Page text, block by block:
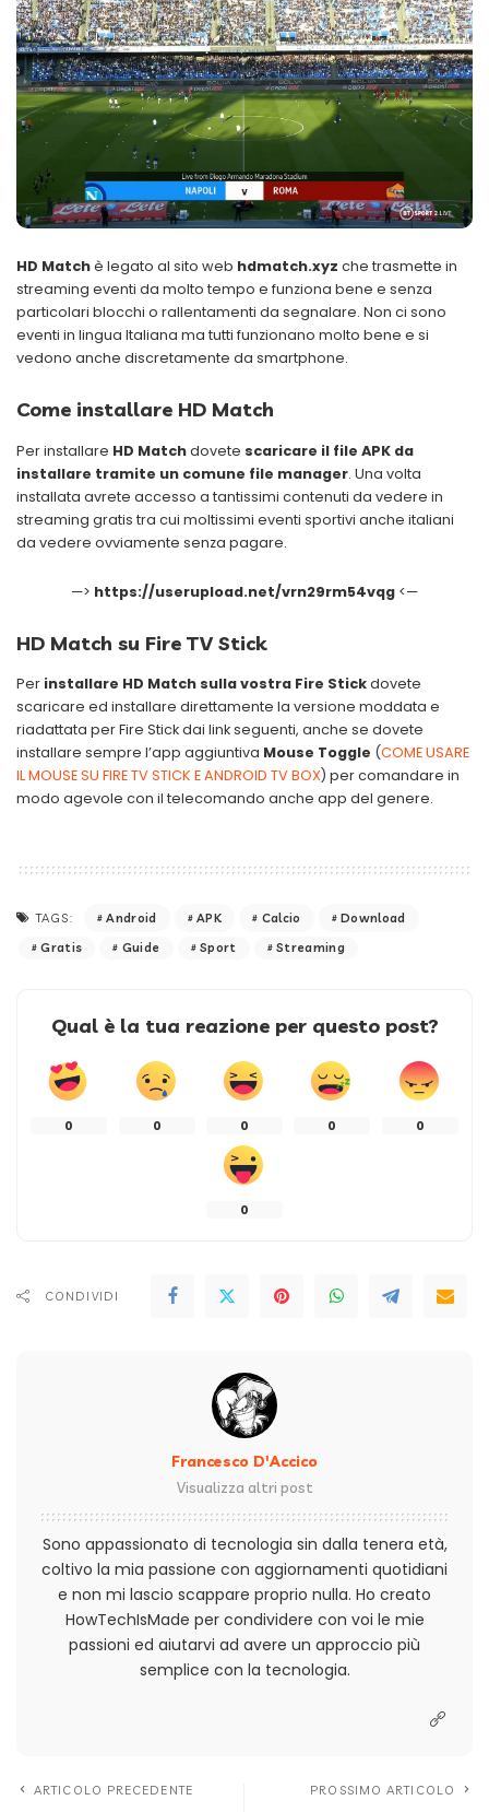
HD Matchè legato al sito web hdmatch.xyz che trasmette in
streaming eventi da molto tempo e funziona bene e senza
particolari blocchi o rallentamenti da segnalare. Non ci sono
eventi in lingua Italiana ma tutti funzionano molto bene e si
vedono anche discretamente da smartphone.
Come installare HD Match
Per installare HD Matchdovete scaricare il file APK da
installare tramite un comune file manager. Una volta
installata avrete accesso a tantissimi contenuti da vedere in
streaming gratis tra cui moltissimi eventi sportivi anche italiani
da vedere ovviamente senza pagare.
—> https://userupload.net/vrn29rm54vqg <—
HD Match su Fire TV Stick
Per installare HD Match sulla vostra Fire Stickdovete
scaricare ed installare direttamente la versione moddata e
riadattata per Fire Stick dai link seguenti, anche se dovete
installare sempre l’app aggiuntiva Mouse Toggle (COME USARE
IL MOUSE SU FIRE TV STICK E ANDROID TV BOX) per comandare in
modo agevole con il telecomando anche app del genere.
TAGS: Android APK Calcio
Download
Gratis
Guide Sport Streaming
Qual è la tua reazione per questo post?
0 0 0 0 0
0
CONDIVIDI
Francesco D'Accico
Visualizza altri post
Sono appassionato di tecnologia sin dalla tenera età,
coltivo la mia passione con aggiornamenti quotidiani
e non mi lascio scappare proprio nulla. Ho creato
HowTechIsMade per condividere con voi le mie
passioni ed aiutarvi ad avere un approccio più
semplice con la tecnologia.
ARTICOLO PRECEDENTE PROSSIMO ARTICOLO